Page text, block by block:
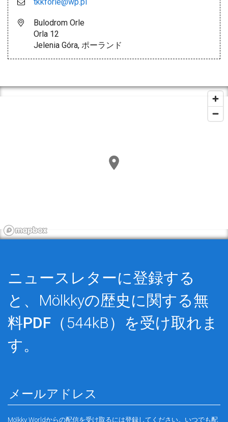
Bulodrom Orle
Orla 12
Jelenia Góra, ポーランド
ニュースレターに登録する
と、Mölkkyの歴史に関する無
料PDF （544kB）を受け取れま
す。
Mölkky Worldからの配信を受け取るには登録してください。いつでも配